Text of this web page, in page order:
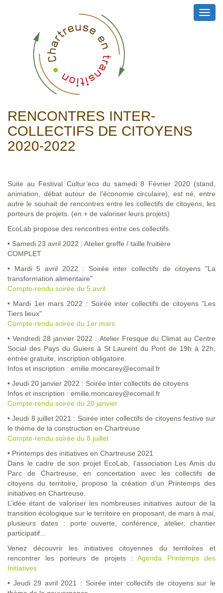
RENCONTRES INTER-
COLLECTIFS DE CITOYENS
2020-2022
Suite au Festival Cultur’eco du samedi 8 Février 2020 (stand,
animation, débat autour de l’économie circulaire), est né, entre
autre le souhait de rencontres entre les collectifs de citoyens, les
porteurs de projets. (en + de valoriser leurs projets)
EcoLab propose des rencontres entre ces collectifs.
• Samedi 23 avril 2022 : Atelier greffe / taille fruitière
COMPLET
• Mardi 5 avril 2022 : Soirée inter collectifs de citoyens "La
transformation alimentaire"
Compte-rendu soirée du 5 avril
• Mardi 1er mars 2022 : Soirée inter collectifs de citoyens "Les
Tiers lieux"
Compte-rendu soirée du 1er mars
• Vendredi 28 janvier 2022 : Atelier Fresque du Climat au Centre
Social des Pays du Guiers à St Laurent du Pont de 19h à 22h,
entrée gratuite, inscription obligatoire.
Infos et inscription : emilie.moncarey@ecomail.fr
• Jeudi 20 janvier 2022 : Soirée inter collectifs de citoyens
Infos et inscription : emilie.moncarey@ecomail.fr
Compte-rendu soirée du 20 janvier
• Jeudi 8 juillet 2021 : Soirée inter collectifs de citoyens festive sur
le thème de la construction en Chartreuse
Compte-rendu soirée du 8 juillet
• Printemps des initiatives en Chartreuse 2021
Dans le cadre de son projet EcoLab, l’association Les Amis du
Parc de Chartreuse, en concertation avec les collectifs de
citoyens du territoire, propose la création d’un Printemps des
initiatives en Chartreuse.
L’idée étant de valoriser les nombreuses initiatives autour de la
transition écologique sur le territoire en proposant, de mars à mai,
plusieurs dates : porte ouverte, conférence, atelier, chantier
participatif...
Venez découvrir les initiatives citoyennes du territoires et
rencontrer les porteurs de projets :Agenda Printemps des
Initiatives
• Jeudi 29 avril 2021 : Soirée inter collectifs de citoyens sur le